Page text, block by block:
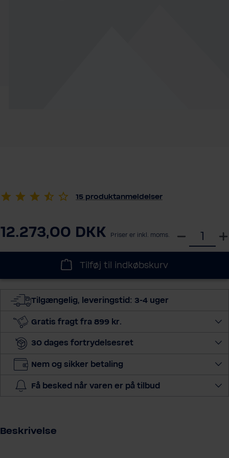
15 produktanmeldelser
12.273,00 DKK Priser er inkl. moms.
u
n
i
Tilføj til indkøbskurv
Tilgængelig, leveringstid: 3-4 uger
Gratis fragt fra 899 kr.
30 dages fortrydelsesret
Nem og sikker betaling
Få besked når varen er på tilbud
Beskrivelse